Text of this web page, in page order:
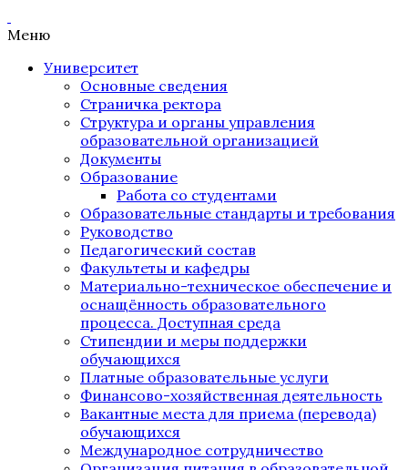
Меню
Университет
Основные сведения
Страничка ректора
Структура и органы управления
образовательной организацией
Документы
Образование
Работа со студентами
Образовательные стандарты и требования
Руководство
Педагогический состав
Факультеты и кафедры
Материально-техническое обеспечение и
оснащённость образовательного
процесса. Доступная среда
Стипендии и меры поддержки
обучающихся
Платные образовательные услуги
Финансово-хозяйственная деятельность
Вакантные места для приема (перевода)
обучающихся
Международное сотрудничество